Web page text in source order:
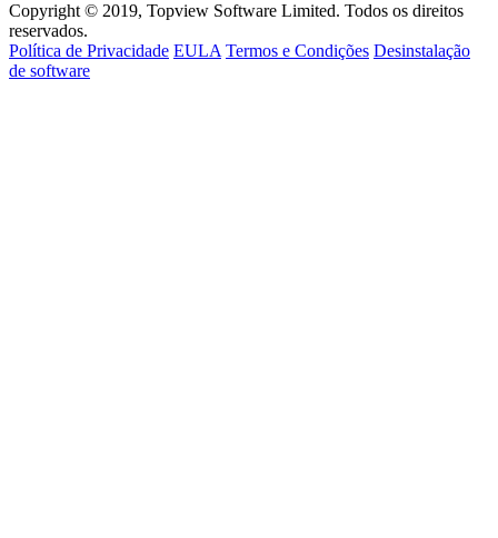
Copyright © 2019, Topview Software Limited. Todos os direitos
reservados.
Política de Privacidade EULA Termos e Condições Desinstalação
de software